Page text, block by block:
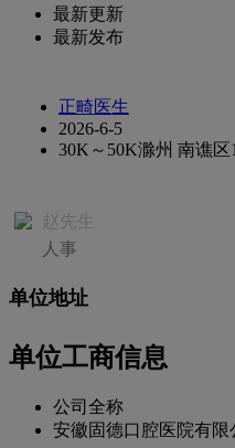
最新更新
最新发布
正畸医生
2026-6-5
30K～50K滁州 南谯区
赵先生
人事
单位地址
单位工商信息
公司全称
安徽固德口腔医院有限